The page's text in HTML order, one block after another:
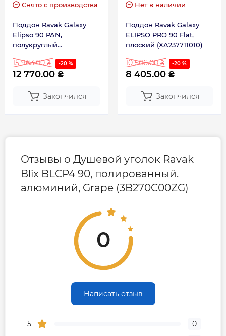
Снято с производства
Поддон Ravak Galaxy
Elipso 90 PAN,
полукруглый
15 963.00 ₴ -20 %
12 770.00 ₴
Закончился
Нет в наличии
Поддон Ravak Galaxy
ELIPSO PRO 90 Flat,
плоский (XA237711010)
10 506.00 ₴ -20 %
8 405.00 ₴
Закончился
Отзывы о Душевой уголок Ravak
Blix BLCP4 90, полированный.
алюминий, Grape (3B270C00ZG)
0
Написать отзыв
5
0